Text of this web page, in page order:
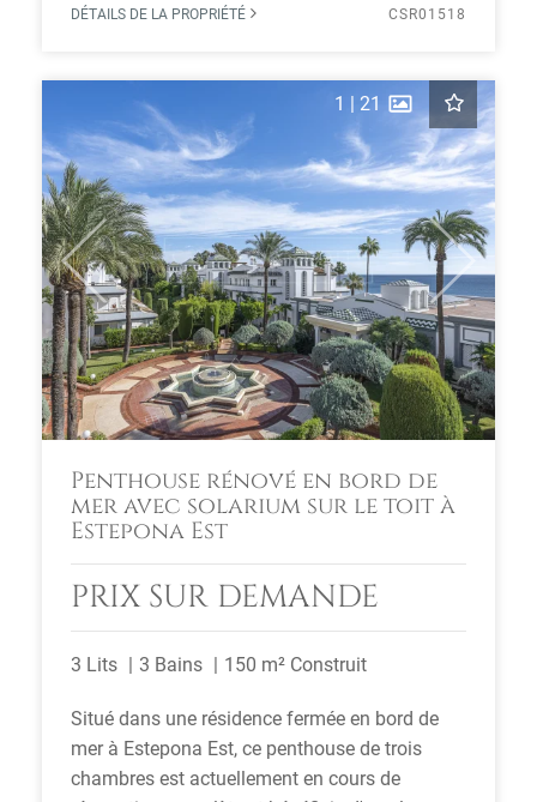
DÉTAILS DE LA PROPRIÉTÉ CSR01518
Previous Next
1 | 21
Penthouse rénové en bord de
mer avec solarium sur le toit à
Estepona Est
PRIX SUR DEMANDE
3 Lits 3 Bains 150 m² Construit
Situé dans une résidence fermée en bord de
mer à Estepona Est, ce penthouse de trois
chambres est actuellement en cours de